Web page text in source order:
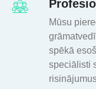
Mūsu
spēkā
speciālisti